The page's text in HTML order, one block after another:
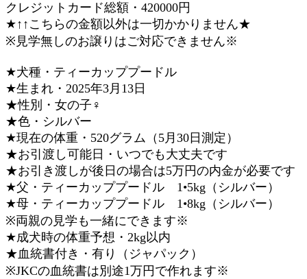
クレジットカード総額・420000円
★↑↑こちらの金額以外は一切かかりません★
※見学無しのお譲りはご対応できません※
★犬種・ティーカッププードル
★生まれ・2025年3月13日
★性別・女の子♀
★色・シルバー
★現在の体重・520グラム（5月30日測定）
★お引渡し可能日・いつでも大丈夫です
★お引き渡しが後日の場合は5万円の内金が必要です
★父・ティーカッププードル 1•5kg（シルバー）
★母・ティーカッププードル 1•8kg（シルバー）
※両親の見学も一緒にできます※
★成犬時の体重予想・2kg以内
★血統書付き・有り（ジャパック）
※JKCの血統書は別途1万円で作れます※